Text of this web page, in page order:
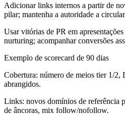
Adicionar links internos a partir de
pilar; mantenha a autoridade a
Usar vitórias de PR em
nurturing; acompanhar conversões
Exemplo de scorecard de 90 dias
Cobertura: número de meios tier 1/2,
abrangidos.
Links: novos domínios de referência
de âncoras, mix follow/nofollow.